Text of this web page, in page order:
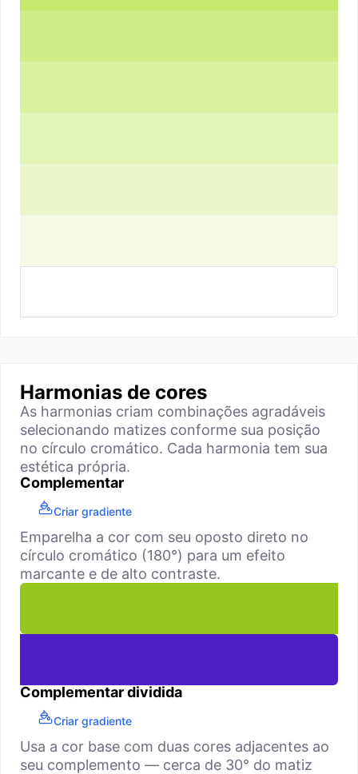
Harmonias de cores
As harmonias criam combinações agradáveis
selecionando matizes conforme sua posição
no círculo cromático. Cada harmonia tem sua
estética própria.
Complementar
Criar gradiente
Emparelha a cor com seu oposto direto no
círculo cromático (180°) para um efeito
marcante e de alto contraste.
Complementar dividida
Criar gradiente
Usa a cor base com duas cores adjacentes ao
seu complemento — cerca de 30° do matiz